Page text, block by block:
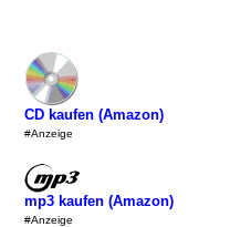
CD kaufen (Amazon)
#Anzeige
mp3 kaufen (Amazon)
#Anzeige